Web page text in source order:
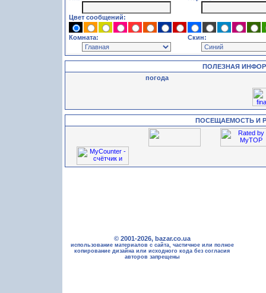
Цвет сообщений:
Комната: Скин:
ПОЛЕЗНАЯ
погода
ПОСЕЩАЕМОСТЬ И
© 2001-2026, bazar.co.ua
использование материалов с сайта, частичное или полное
копирование дизайна или исходного кода без согласия
авторов запрещены